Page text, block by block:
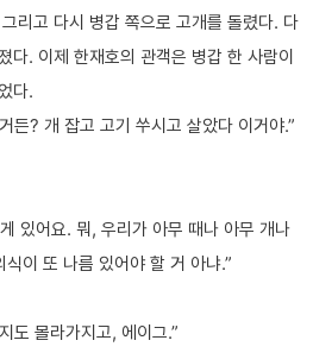
리고 다시 병갑 쪽으로 고개를 돌렸다. 다
다. 이제 한재호의 관객은 병갑 한 사람이
다.
든? 개 잡고 고기 쑤시고 살았다 이거야.”
있어요. 뭐, 우리가 아무 때나 아무 개나
이 또 나름 있어야 할 거 아냐.”
도 몰라가지고, 에이그.”